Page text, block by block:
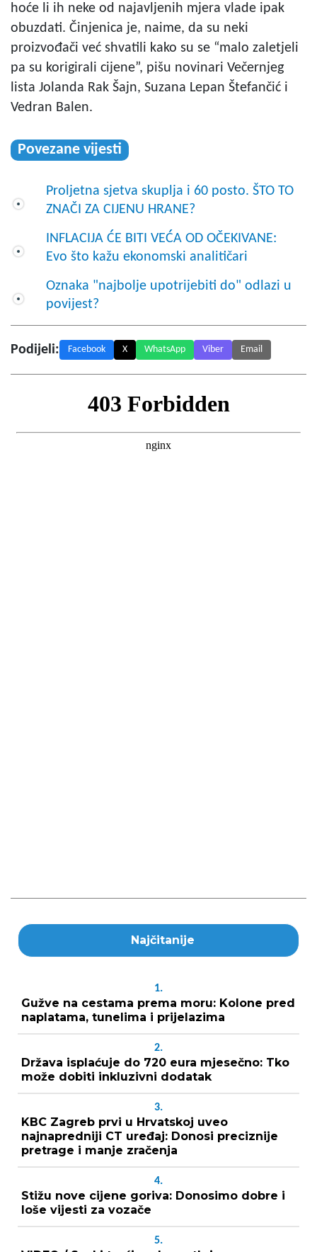
hoće li ih neke od najavljenih mjera vlade ipak
obuzdati. Činjenica je, naime, da su neki
proizvođači već shvatili kako su se “malo zaletjeli
pa su korigirali cijene”, pišu novinari Večernjeg
lista Jolanda Rak Šajn, Suzana Lepan Štefančić i
Vedran Balen.
Povezane vijesti
Proljetna sjetva skuplja i 60 posto. ŠTO TO
ZNAČI ZA CIJENU HRANE?
INFLACIJA ĆE BITI VEĆA OD OČEKIVANE:
Evo što kažu ekonomski analitičari
Oznaka "najbolje upotrijebiti do" odlazi u
povijest?
Podijeli: Facebook X WhatsApp Viber Email
Najčitanije
1.
Gužve na cestama prema moru: Kolone pred
naplatama, tunelima i prijelazima
2.
Država isplaćuje do 720 eura mjesečno: Tko
može dobiti inkluzivni dodatak
3.
KBC Zagreb prvi u Hrvatskoj uveo
najnapredniji CT uređaj: Donosi preciznije
pretrage i manje zračenja
4.
Stižu nove cijene goriva: Donosimo dobre i
loše vijesti za vozače
5.